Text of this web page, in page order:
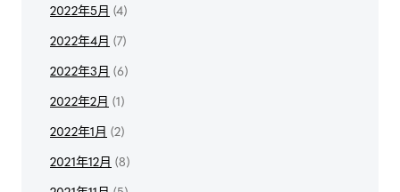
2022年5月 (4)
2022年4月 (7)
2022年3月 (6)
2022年2月 (1)
2022年1月 (2)
2021年12月 (8)